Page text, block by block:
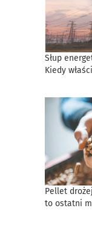
Słup
Kiedy
Pellet
to ostatni